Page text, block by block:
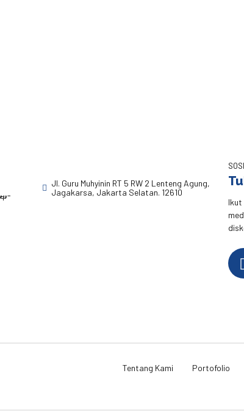
Jl. Guru Muhyinin RT 5 RW 2 Lenteng Agung,
Jagakarsa, Jakarta Selatan. 12610
Ikut
Tentang Kami Portofolio